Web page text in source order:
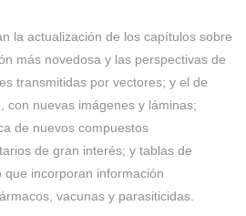
la actualización de los capítulos sobre
más novedosa y las perspectivas de
transmitidas por vectores; y el de
con nuevas imágenes y láminas;
de nuevos compuestos
de gran interés; y tablas de
incorporan información
vacunas y parasiticidas.